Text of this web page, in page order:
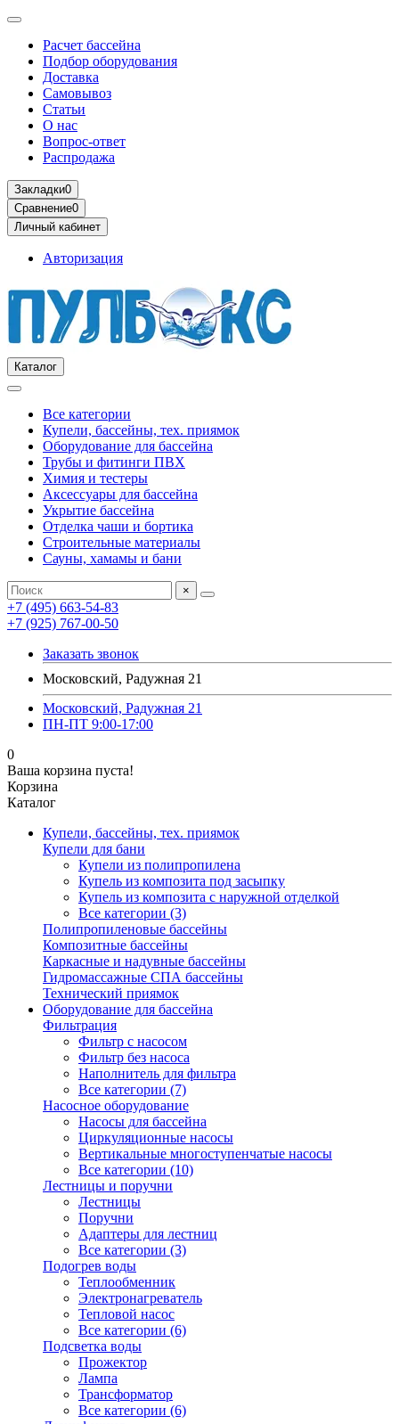
Расчет бассейна
Подбор оборудования
Доставка
Самовывоз
Статьи
О нас
Вопрос-ответ
Распродажа
Закладки0
Сравнение0
Личный кабинет
Авторизация
Каталог
Все категории
Купели, бассейны, тех. приямок
Оборудование для бассейна
Трубы и фитинги ПВХ
Химия и тестеры
Аксессуары для бассейна
Укрытие бассейна
Отделка чаши и бортика
Строительные материалы
Сауны, хамамы и бани
×
+7 (495) 663-54-83
+7 (925) 767-00-50
Заказать звонок
Московский, Радужная 21
Московский, Радужная 21
ПН-ПТ 9:00-17:00
0
Ваша корзина пуста!
Корзина
Каталог
Купели, бассейны, тех. приямок
Купели для бани
Купели из полипропилена
Купель из композита под засыпку
Купель из композита с наружной отделкой
Все категории (3)
Полипропиленовые бассейны
Композитные бассейны
Каркасные и надувные бассейны
Гидромассажные СПА бассейны
Технический приямок
Оборудование для бассейна
Фильтрация
Фильтр с насосом
Фильтр без насоса
Наполнитель для фильтра
Все категории (7)
Насосное оборудование
Насосы для бассейна
Циркуляционные насосы
Вертикальные многоступенчатые насосы
Все категории (10)
Лестницы и поручни
Лестницы
Поручни
Адаптеры для лестниц
Все категории (3)
Подогрев воды
Теплообменник
Электронагреватель
Тепловой насос
Все категории (6)
Подсветка воды
Прожектор
Лампа
Трансформатор
Все категории (6)